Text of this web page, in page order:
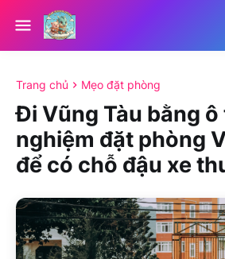
Trang chủ Mẹo đặt phòng
Đi Vũng Tàu bằng
nghiệm đặt phòng
để có chỗ đậu xe